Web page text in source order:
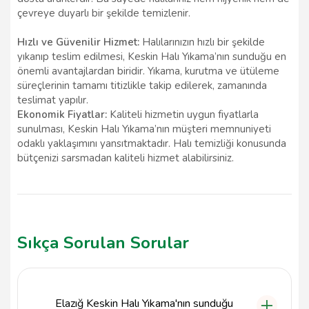
çevreye duyarlı bir şekilde temizlenir.
Hızlı ve Güvenilir Hizmet: Halılarınızın hızlı bir şekilde
yıkanıp teslim edilmesi, Keskin Halı Yıkama’nın sunduğu en
önemli avantajlardan biridir. Yıkama, kurutma ve ütüleme
süreçlerinin tamamı titizlikle takip edilerek, zamanında
teslimat yapılır.
Ekonomik Fiyatlar: Kaliteli hizmetin uygun fiyatlarla
sunulması, Keskin Halı Yıkama’nın müşteri memnuniyeti
odaklı yaklaşımını yansıtmaktadır. Halı temizliği konusunda
bütçenizi sarsmadan kaliteli hizmet alabilirsiniz.
Sıkça Sorulan Sorular
Elazığ Keskin Halı Yıkama'nın sunduğu